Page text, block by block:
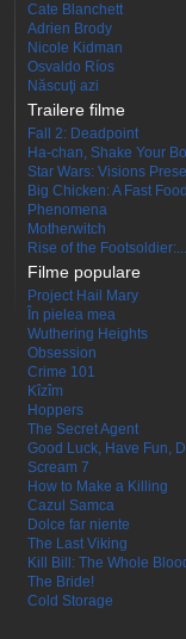
Cate Blanchett
Adrien Brody
Nicole Kidman
Osvaldo Ríos
Născuţi azi
Trailere filme
Fall 2: Deadpoint
Ha-chan, Shake Your
Star Wars: Visions
Big Chicken: A Fast
Phenomena
Motherwitch
Rise of the Footsoldier:...
Filme populare
Project Hail Mary
În pielea mea
Wuthering Heights
Obsession
Crime 101
Kîzîm
Hoppers
The Secret Agent
Good Luck, Have Fun,
Scream 7
How to Make a Killing
Cazul Samca
Dolce far niente
The Last Viking
Kill Bill: The Whole
The Bride!
Cold Storage